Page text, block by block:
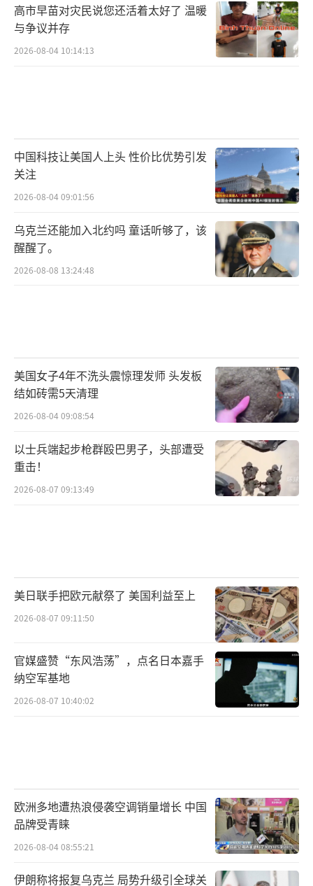
高市早苗对灾民说您还活着太好了 温暖
与争议并存
2026-08-04 10:14:13
中国科技让美国人上头 性价比优势引发
关注
2026-08-04 09:01:56
乌克兰还能加入北约吗 童话听够了，该
醒醒了。
2026-08-08 13:24:48
美国女子4年不洗头震惊理发师 头发板
结如砖需5天清理
2026-08-04 09:08:54
以士兵端起步枪群殴巴男子，头部遭受
重击！
2026-08-07 09:13:49
美日联手把欧元献祭了 美国利益至上
2026-08-07 09:11:50
官媒盛赞“东风浩荡”，点名日本嘉手
纳空军基地
2026-08-07 10:40:02
欧洲多地遭热浪侵袭空调销量增长 中国
品牌受青睐
2026-08-04 08:55:21
伊朗称将报复乌克兰 局势升级引全球关